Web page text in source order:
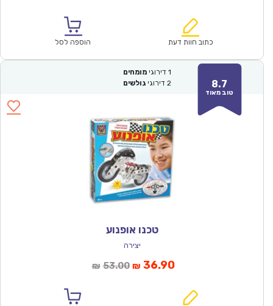
₪93.00.
הוא:
כתוב חוות דעת הוספה לסל
8.7
טוב מאוד
1 דירוגי מומחים
2 דירוגי גולשים
טכנו אופנוע
יצירה
₪ 53.00המחיר
₪ 36.90המחיר
הוא: